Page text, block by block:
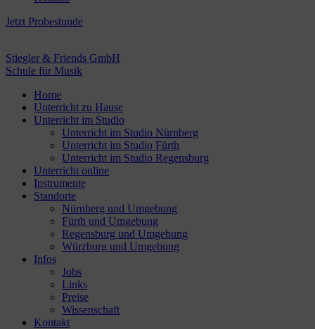
Jetzt Probestunde
Stiegler & Friends GmbH
Schule für Musik
Home
Unterricht zu Hause
Unterricht im Studio
Unterricht im Studio Nürnberg
Unterricht im Studio Fürth
Unterricht im Studio Regensburg
Unterricht online
Instrumente
Standorte
Nürnberg und Umgebung
Fürth und Umgebung
Regensburg und Umgebung
Würzburg und Umgebung
Infos
Jobs
Links
Preise
Wissenschaft
Kontakt